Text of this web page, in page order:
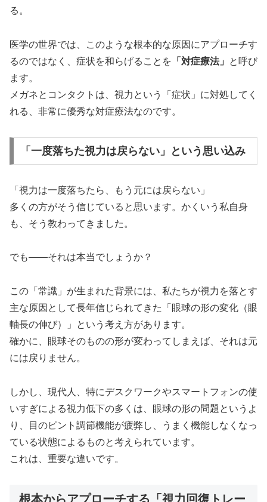
る。
医学の世界では、このような根本的な原因にアプローチす
るのではなく、症状を和らげることを 「対症療法」
と呼び
ます。
メガネとコンタクトは、視力という「症状」に対処してく
れる、非常に優秀な対症療法なのです。
「一度落ちた視力は戻らない」という思い込み
「視力は一度落ちたら、もう元には戻らない」
多くの方がそう信じていると思います。かくいう私自身
も、そう教わってきました。
でも——それは本当でしょうか？
この「常識」が生まれた背景には、私たちが視力を落とす
主な原因として長年信じられてきた「眼球の形の変化（眼
軸長の伸び）」という考え方があります。
確かに、眼球そのものの形が変わってしまえば、それは元
には戻りません。
しかし、現代人、特にデスクワークやスマートフォンの使
いすぎによる視力低下の多くは、眼球の形の問題というよ
り、目のピント調節機能が疲弊し、うまく機能しなくなっ
ている状態によるものと考えられています。
これは、重要な違いです。
根本からアプローチする「視力回復トレー